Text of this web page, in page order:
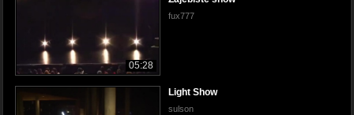
05:28
fux777
Light Show
sulson